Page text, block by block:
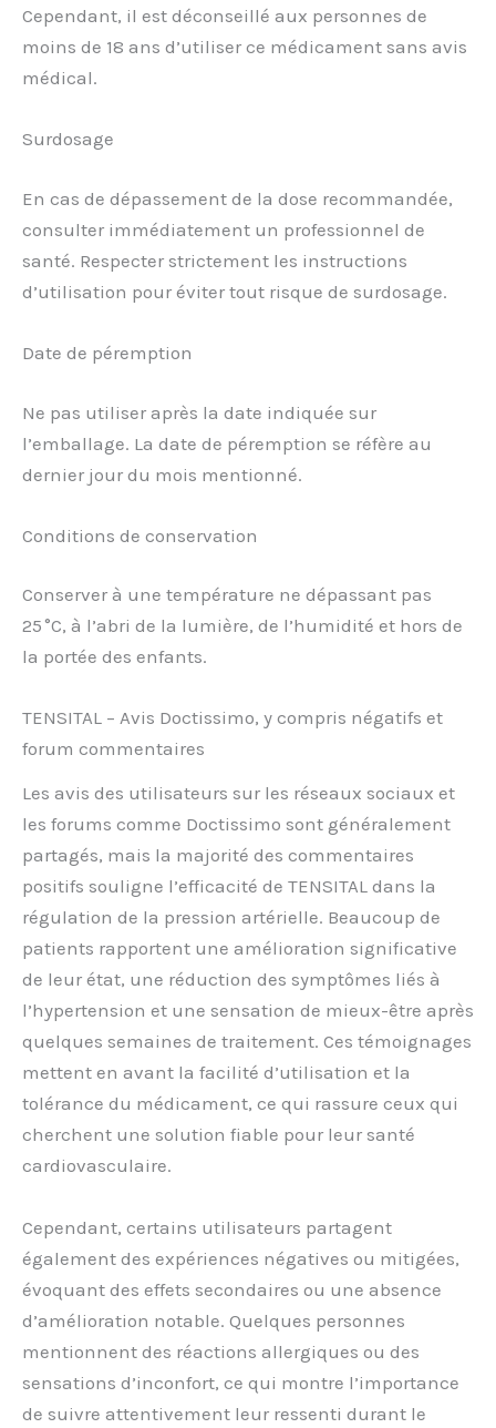
Cependant, il est déconseillé aux personnes de
moins de 18 ans d’utiliser ce médicament sans avis
médical.
Surdosage
En cas de dépassement de la dose recommandée,
consulter immédiatement un professionnel de
santé. Respecter strictement les instructions
d’utilisation pour éviter tout risque de surdosage.
Date de péremption
Ne pas utiliser après la date indiquée sur
l’emballage. La date de péremption se réfère au
dernier jour du mois mentionné.
Conditions de conservation
Conserver à une température ne dépassant pas
25 °C, à l’abri de la lumière, de l’humidité et hors de
la portée des enfants.
TENSITAL – Avis Doctissimo, y compris négatifs et
forum commentaires
Les avis des utilisateurs sur les réseaux sociaux et
les forums comme Doctissimo sont généralement
partagés, mais la majorité des commentaires
positifs souligne l’efficacité de TENSITAL dans la
régulation de la pression artérielle. Beaucoup de
patients rapportent une amélioration significative
de leur état, une réduction des symptômes liés à
l’hypertension et une sensation de mieux-être après
quelques semaines de traitement. Ces témoignages
mettent en avant la facilité d’utilisation et la
tolérance du médicament, ce qui rassure ceux qui
cherchent une solution fiable pour leur santé
cardiovasculaire.
Cependant, certains utilisateurs partagent
également des expériences négatives ou mitigées,
évoquant des effets secondaires ou une absence
d’amélioration notable. Quelques personnes
mentionnent des réactions allergiques ou des
sensations d’inconfort, ce qui montre l’importance
de suivre attentivement leur ressenti durant le